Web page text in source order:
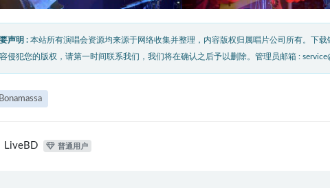
声明 : 本站所有演唱会资源均来源于网络收集并整理，内容版权归属唱片公司所有。下
侵犯您的版权，请第一时间联系我们，我们将在确认之后予以删除。管理员邮箱 :
LiveBD 普通用户